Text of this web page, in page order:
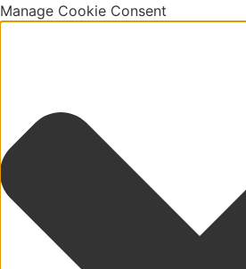
Manage Cookie Consent